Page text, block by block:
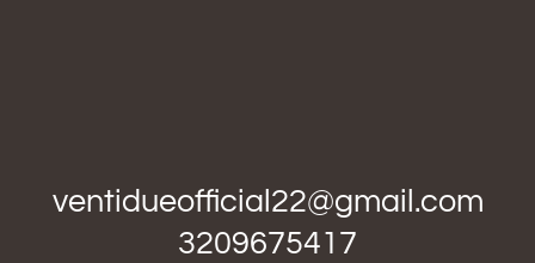
ventidueofficial22@gmail.com
3209675417